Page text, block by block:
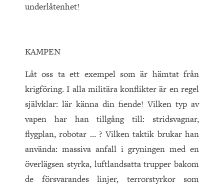
underlåtenhet!
KAMPEN
Låt oss ta ett exempel som är hämtat från
krigföring. I alla militära konflikter är en regel
självklar: lär känna din fiende! Vilken typ av
vapen har han tillgång till: stridsvagnar,
flygplan, robotar … ? Vilken taktik brukar han
använda: massiva anfall i gryningen med en
överlägsen styrka, luftlandsatta trupper bakom
de försvarandes linjer, terrorstyrkor som